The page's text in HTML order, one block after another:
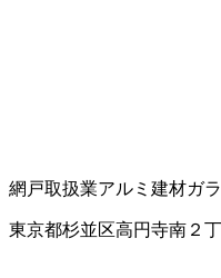
網戸取扱業アルミ建材ガ
東京都杉並区高円寺南２